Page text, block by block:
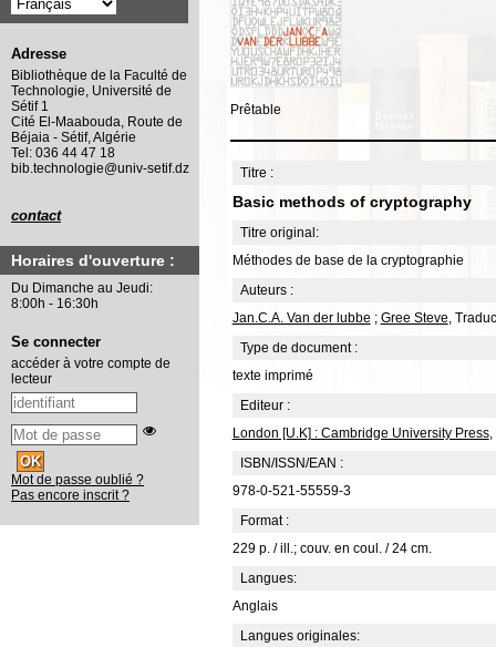
Prêtable
Titre :
Basic methods of cryptography
Titre original:
Méthodes de base de la cryptographie
Auteurs :
Jan.C.A. Van der lubbe; Gree Steve,
Type de document :
texte imprimé
Editeur :
London [U.K] : Cambridge University Press,
ISBN/ISSN/EAN :
978-0-521-55559-3
Format :
229 p. / ill.; couv. en coul. / 24 cm.
Langues:
Anglais
Langues originales:
Adresse
Bibliothèque de la Faculté de
Technologie, Université de
Sétif 1
Cité El-Maabouda, Route de
Béjaia - Sétif, Algérie
Tel: 036 44 47 18
bib.technologie@univ-setif.dz
contact
Horaires d'ouverture :
Du Dimanche au Jeudi:
8:00h - 16:30h
Se connecter
accéder à votre compte de
lecteur
Mot de passe oublié ?
Pas encore inscrit ?